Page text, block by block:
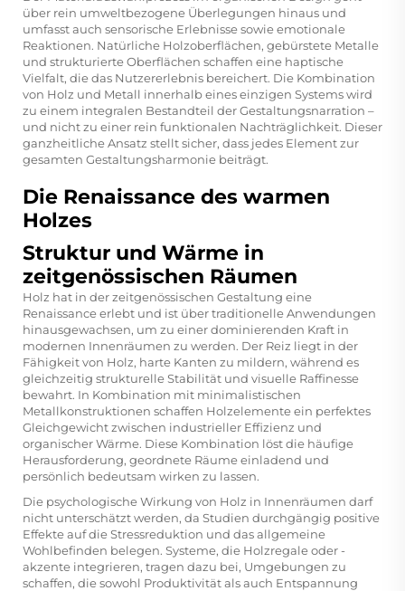
über rein umweltbezogene Überlegungen hinaus und
umfasst auch sensorische Erlebnisse sowie emotionale
Reaktionen. Natürliche Holzoberflächen, gebürstete Metalle
und strukturierte Oberflächen schaffen eine haptische
Vielfalt, die das Nutzererlebnis bereichert. Die Kombination
von Holz und Metall innerhalb eines einzigen Systems wird
zu einem integralen Bestandteil der Gestaltungsnarration –
und nicht zu einer rein funktionalen Nachträglichkeit. Dieser
ganzheitliche Ansatz stellt sicher, dass jedes Element zur
gesamten Gestaltungsharmonie beiträgt.
Die Renaissance des warmen
Holzes
Struktur und Wärme in
zeitgenössischen Räumen
Holz hat in der zeitgenössischen Gestaltung eine
Renaissance erlebt und ist über traditionelle Anwendungen
hinausgewachsen, um zu einer dominierenden Kraft in
modernen Innenräumen zu werden. Der Reiz liegt in der
Fähigkeit von Holz, harte Kanten zu mildern, während es
gleichzeitig strukturelle Stabilität und visuelle Raffinesse
bewahrt. In Kombination mit minimalistischen
Metallkonstruktionen schaffen Holzelemente ein perfektes
Gleichgewicht zwischen industrieller Effizienz und
organischer Wärme. Diese Kombination löst die häufige
Herausforderung, geordnete Räume einladend und
persönlich bedeutsam wirken zu lassen.
Die psychologische Wirkung von Holz in Innenräumen darf
nicht unterschätzt werden, da Studien durchgängig positive
Effekte auf die Stressreduktion und das allgemeine
Wohlbefinden belegen. Systeme, die Holzregale oder -
akzente integrieren, tragen dazu bei, Umgebungen zu
schaffen, die sowohl Produktivität als auch Entspannung